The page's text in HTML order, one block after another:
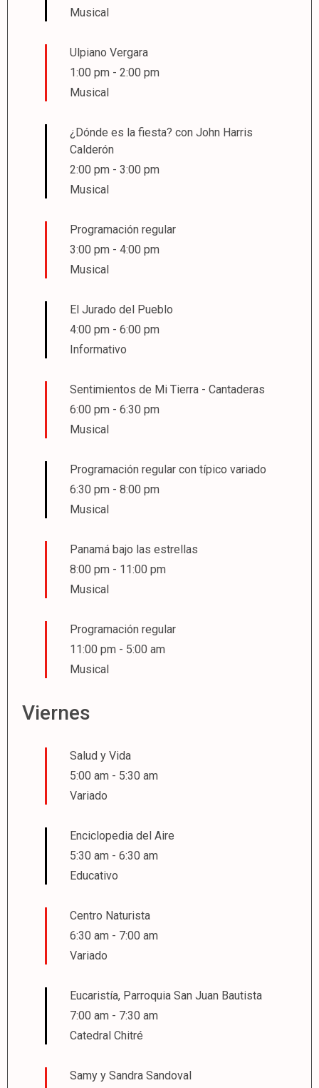
Musical
Ulpiano Vergara
1:00 pm - 2:00 pm
Musical
¿Dónde es la fiesta? con John Harris
Calderón
2:00 pm - 3:00 pm
Musical
Programación regular
3:00 pm - 4:00 pm
Musical
El Jurado del Pueblo
4:00 pm - 6:00 pm
Informativo
Sentimientos de Mi Tierra - Cantaderas
6:00 pm - 6:30 pm
Musical
Programación regular con típico variado
6:30 pm - 8:00 pm
Musical
Panamá bajo las estrellas
8:00 pm - 11:00 pm
Musical
Programación regular
11:00 pm - 5:00 am
Musical
Viernes
Salud y Vida
5:00 am - 5:30 am
Variado
Enciclopedia del Aire
5:30 am - 6:30 am
Educativo
Centro Naturista
6:30 am - 7:00 am
Variado
Eucaristía, Parroquia San Juan Bautista
7:00 am - 7:30 am
Catedral Chitré
Samy y Sandra Sandoval